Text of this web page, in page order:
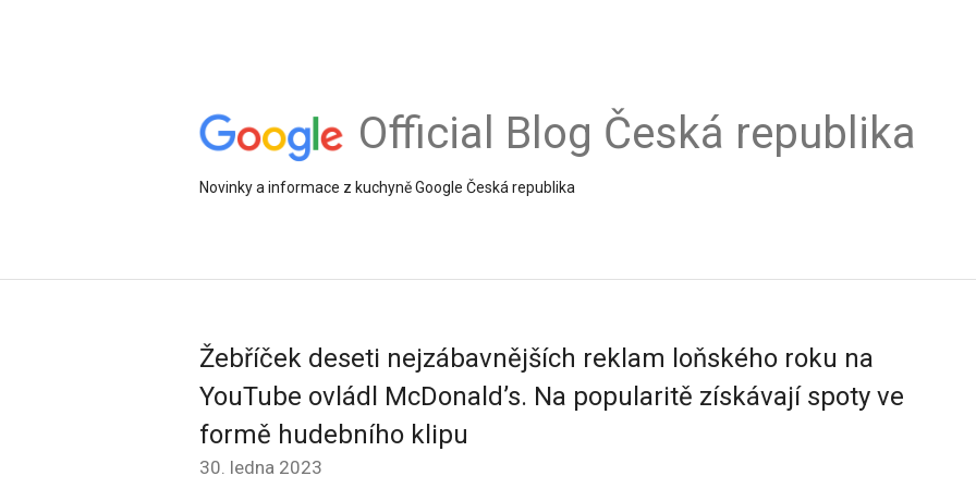
Official Blog Česká republika
Novinky a informace z kuchyně Google Česká republika
Žebříček deseti nejzábavnějších reklam loňského roku na
YouTube ovládl McDonald’s. Na popularitě získávají spoty ve
formě hudebního klipu
30. ledna 2023